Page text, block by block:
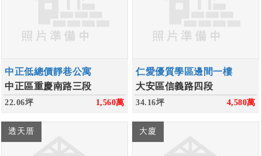
中正低總價靜巷公寓
中正區重慶南路三段
22.06坪 1,560萬
仁愛優質學區邊間一樓
大安區信義路四段
34.16坪 4,580萬
透天厝 大廈